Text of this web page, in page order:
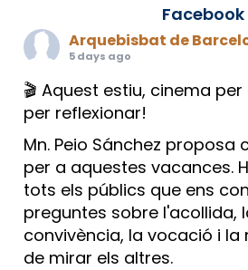
Facebook
Arquebisbat de
5 days ago
🎬 Aquest estiu, cinema
per reflexionar!
Mn. Peio Sánchez proposa
per a aquestes vacances.
tots els públics que ens
preguntes sobre l'acollida,
convivència, la vocació i
de mirar els altres.